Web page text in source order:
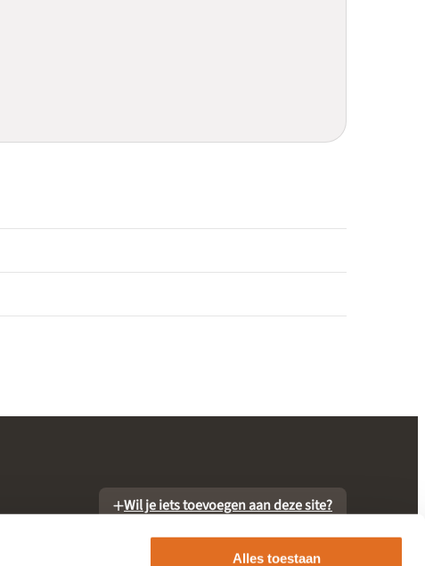
Alles toestaan
Wil je iets toevoegen aan deze site?